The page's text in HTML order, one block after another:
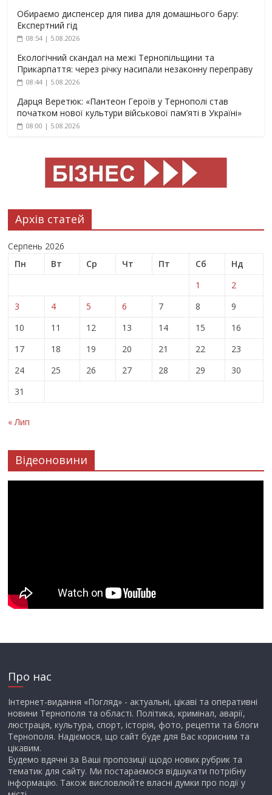
Обираємо диспенсер для пива для домашнього бару:
Експертний гід
08:54 | 5.08.2026
Екологічний скандал на межі Тернопільщини та
Прикарпаття: через річку насипали незаконну переправу
08:44 | 5.08.2026
Дарця Веретюк: «Пантеон Героїв у Тернополі став
початком нової культури військової пам’яті в Україні»
08:00 | 5.08.2026
Архів статей
Серпень 2026
Пн
Вт Ср Чт Пт Сб
Нд
1
2
3
4 5 6 7 8
9
10
11 12 13 14 15
16
17
18 19 20 21 22
23
24
25 26 27 28 29
30
31
« Лип
Відеоновини
Про нас
Інтернет-видання «Погляд» - актуальні, цікаві та оперативні
новини Тернополя та області. Політика, кримінал, аварії,
люстрація, культура, спорт, історія, фото, рецепти та блоги
Тернополя. Надіємося, що сайт буде для Вас корисним та
цікавим.
Будемо вдячні за Ваші пропозиції щодо нових рубрик та
тематик для сайту. Ми постараємося відшукати потрібну
інформацію. Також висловлюйте власні думки про події у